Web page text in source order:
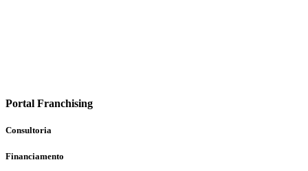
Portal Franchising
Consultoria
Financiamento